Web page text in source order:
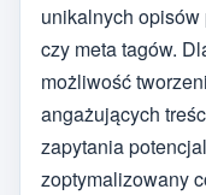
unikalnych opisów
czy meta tagów.
możliwość
angażujących
zapytania
zoptymalizowany